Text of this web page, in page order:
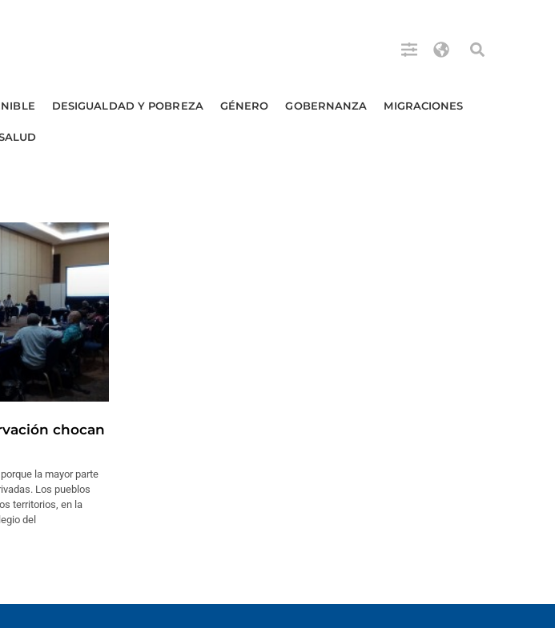
DESIGUALDAD Y POBREZA GÉNERO GOBERNANZA MIGRACIONES
chocan
la mayor parte
Los pueblos
territorios, en la
del